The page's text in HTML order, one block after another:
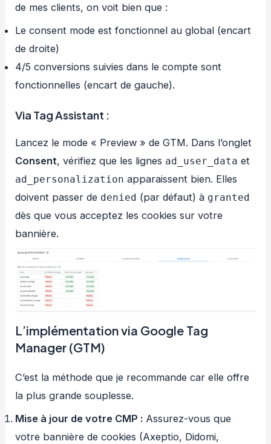
de mes clients, on voit bien que :
Le consent mode est fonctionnel au global (encart
de droite)
4/5 conversions suivies dans le compte sont
fonctionnelles (encart de gauche).
Via Tag Assistant :
Lancez le mode « Preview » de GTM. Dans l’onglet
Consent, vérifiez que les lignes ad_user_data et
ad_personalization apparaissent bien. Elles
doivent passer de denied (par défaut) à granted
dès que vous acceptez les cookies sur votre
bannière.
L’implémentation via Google Tag
Manager (GTM)
C’est la méthode que je recommande car elle offre
la plus grande souplesse.
Mise à jour de votre CMP : Assurez-vous que
votre bannière de cookies (Axeptio, Didomi,